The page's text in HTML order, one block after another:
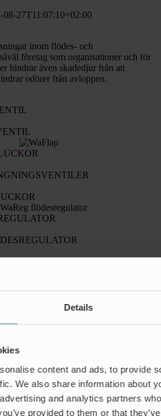
Details
content and ads, to provide
We also share information about
and analytics partners
provided to them or that
08-27T11:07:10+02:00
inom flödes- och
företag som organisationer och för
hindrar även skadedjur från att
odörer från avloppen.